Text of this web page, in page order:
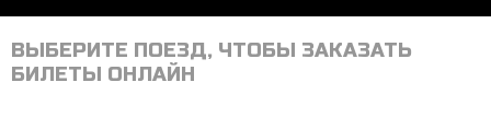
ВЫБЕРИТЕ ПОЕЗД, ЧТОБЫ ЗАКАЗАТЬ
БИЛЕТЫ ОНЛАЙН